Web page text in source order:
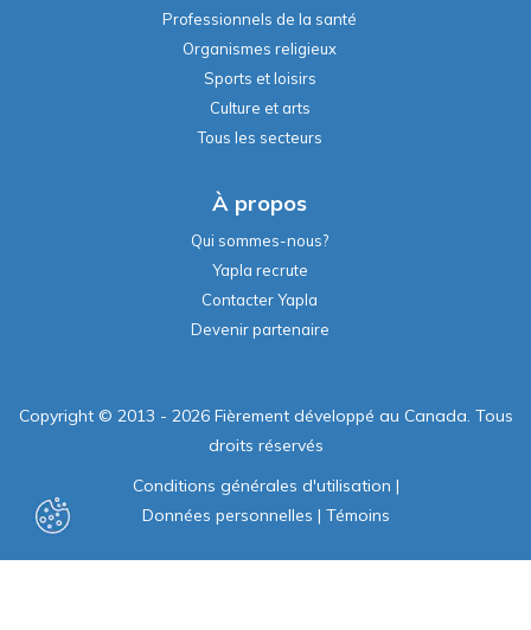
Professionnels de la santé
Organismes religieux
Sports et loisirs
Culture et arts
Tous les secteurs
À propos
Qui sommes-nous?
Yapla recrute
Contacter Yapla
Devenir partenaire
Copyright © 2013 - 2026 Fièrement développé au Canada. Tous
droits réservés
Conditions générales d'utilisation |
Données personnelles | Témoins